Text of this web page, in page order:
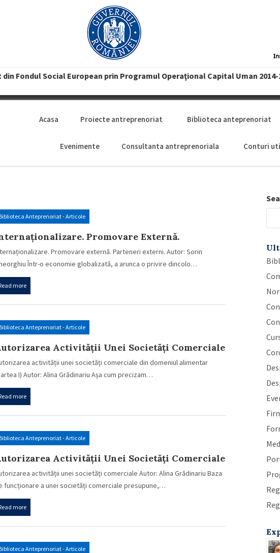
Fondul Social European prin Programul Operaţional Capital Uman 2014-
Acasa Proiecte antreprenoriat Biblioteca anteprenoriat
Evenimente Consultanta antreprenoriala Conturi
Anteprenoriat - Articole
Promovare Externă.
Externi.
Promovare externă. Parteneri externi. Autor: Sorin
Într-o economie globalizată, a arunca o privire dincolo…
more
Anteprenoriat - Articole
Activității Unei Societăți Comerciale
Domeniul Alimentar (partea I)
activității unei societăți comerciale din domeniul alimentar
I) Autor: Alina Grădinariu Așa cum precizam…
more
Anteprenoriat - Articole
Activității Unei Societăți Comerciale
activității unei societăți comerciale Autor: Alina Grădinariu Baza
funcționare a unei societăți comerciale presupune,…
more
Anteprenoriat - Articole